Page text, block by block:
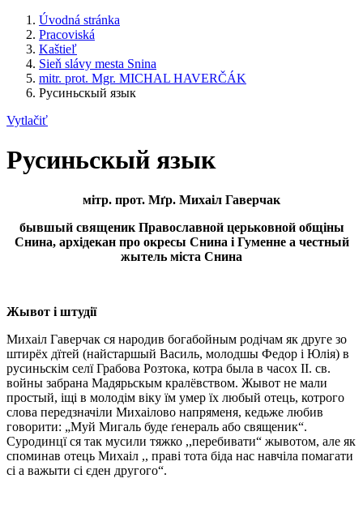
Úvodná stránka
Pracoviská
Kaštieľ
Sieň slávy mesta Snina
mitr. prot. Mgr. MICHAL HAVERČÁK
Русиньскый язык
Vytlačiť
Русиньскый язык
мітр. прот. Мґр. Михаіл Гаверчак
бывшый священик Православной церьковной общіны
Снина, архідекан про окресы Снина і Гуменне a честный
жытель міста Снина
Жывот і штудії
Михаіл Гаверчак ся народив богабойным родічам як друге зо
штирёх дїтей (найстаршый Василь, молодшы Федор і Юлія) в
русиньскім селї Грабова Розтока, котра была в часох ІІ. св.
войны забрана Мадярьскым кралёвством. Жывот не мали
простый, іщі в молодім віку їм умер їх любый отець, котрого
слова передзначіли Михаілово напряменя, кедьже любив
говорити: „Муй Мигaль буде ґенерaль aбо священик“.
Суродинцї ся так мусили тяжко ,,перебивати“ жывотом, але як
споминав отець Михаіл ,, праві тота біда нас навчіла помагати
сі а важыти сі єден другого“.